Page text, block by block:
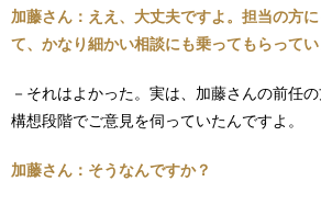
加藤さん：ええ、大丈夫ですよ。担当の方
て、かなり細かい相談にも乗ってもらってい
－それはよかった。実は、加藤さんの前任
構想段階でご意見を伺っていたんですよ。
加藤さん：そうなんですか？